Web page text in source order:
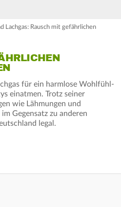
Lachgas: Rausch mit gefährlichen
für ein harmlose Wohlfühl-
einatmen. Trotz seiner
wie Lähmungen und
Gegensatz zu anderen
legal.